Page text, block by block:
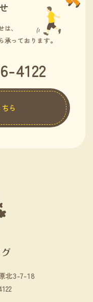
、
っております。
4122
ら
北3-7-18